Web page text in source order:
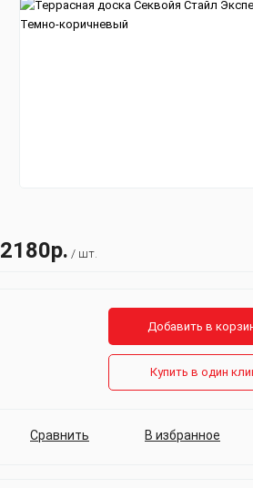
2180р. / шт.
Добавить в
Купить в один
Сравнить В избранное